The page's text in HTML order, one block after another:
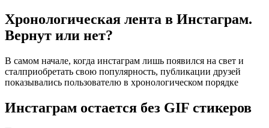
Хронологическая лента в Инстаграм.
Вернут или нет?
В самом начале, когда инстаграм лишь появился на свет и
сталприобретать свою популярность, публикации друзей
показывались пользователю в хронологическом порядке
Инстаграм остается без GIF стикеров